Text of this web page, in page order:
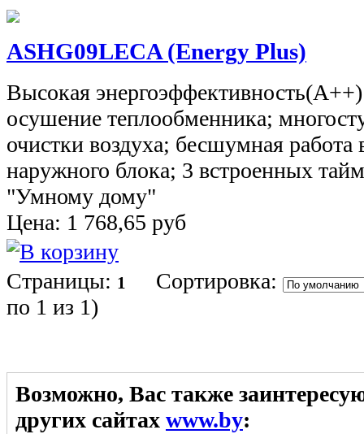
ASHG09LECA (Energy Plus)
Высокая энергоэффективность(А++)
осушение теплообменника;
очистки воздуха; бесшумная работа
наружного блока; 3 встроенных
"Умному дому"
Цена: 1 768,65 руб
Страницы: 1
Сортировка:
по 1 из 1)
Возможно, Вас также
других сайтах www.by: